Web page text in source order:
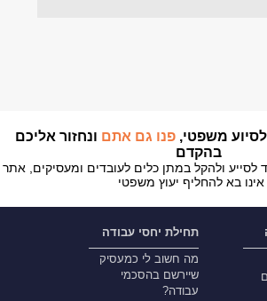
לסיוע משפטי,פנו גם אתם ונחזור אליכם
בהקדם
לסייע ולהקל במתן כלים לעובדים ומעסיקים, אתר
אינו בא להחליף יעוץ משפטי
תחילת יחסי עבודה
מה חשוב לי כמעסיק
שיירשם בהסכמי
עבודה?